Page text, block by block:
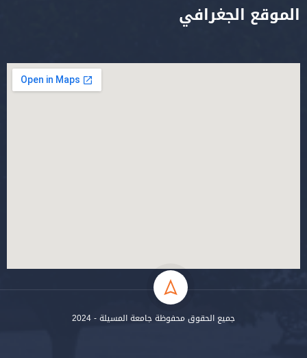
الموقع الجغرافي
جميع الحقوق محفوظة جامعة المسيلة - 2024